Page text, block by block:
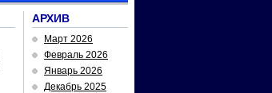
АРХИВ
Март 2026
Февраль 2026
Январь 2026
Декабрь 2025